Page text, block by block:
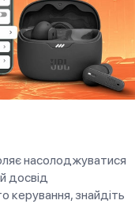
насолоджуватися
досвід
керування, знайдіть